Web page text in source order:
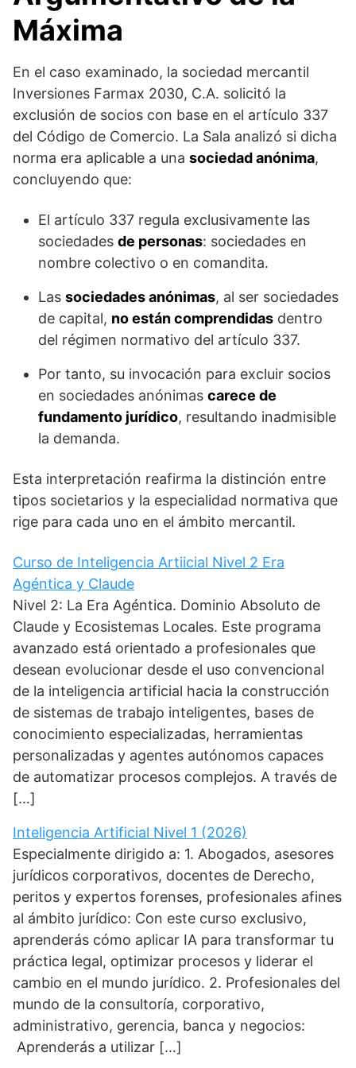
Máxima
En el caso examinado, la sociedad mercantil
Inversiones Farmax 2030, C.A. solicitó la
exclusión de socios con base en el artículo 337
del Código de Comercio. La Sala analizó si dicha
norma era aplicable a una sociedad anónima,
concluyendo que:
El artículo 337 regula exclusivamente las
sociedades de personas: sociedades en
nombre colectivo o en comandita.
Las sociedades anónimas, al ser sociedades
de capital, no están comprendidas dentro
del régimen normativo del artículo 337.
Por tanto, su invocación para excluir socios
en sociedades anónimas carece de
fundamento jurídico, resultando inadmisible
la demanda.
Esta interpretación reafirma la distinción entre
tipos societarios y la especialidad normativa que
rige para cada uno en el ámbito mercantil.
Curso de Inteligencia Artiicial Nivel 2 Era
Agéntica y Claude
Nivel 2: La Era Agéntica. Dominio Absoluto de
Claude y Ecosistemas Locales. Este programa
avanzado está orientado a profesionales que
desean evolucionar desde el uso convencional
de la inteligencia artificial hacia la construcción
de sistemas de trabajo inteligentes, bases de
conocimiento especializadas, herramientas
personalizadas y agentes autónomos capaces
de automatizar procesos complejos. A través de
[…]
Inteligencia Artificial Nivel 1 (2026)
Especialmente dirigido a: 1. Abogados, asesores
jurídicos corporativos, docentes de Derecho,
peritos y expertos forenses, profesionales afines
al ámbito jurídico: Con este curso exclusivo,
aprenderás cómo aplicar IA para transformar tu
práctica legal, optimizar procesos y liderar el
cambio en el mundo jurídico. 2. Profesionales del
mundo de la consultoría, corporativo,
administrativo, gerencia, banca y negocios:
Aprenderás a utilizar […]